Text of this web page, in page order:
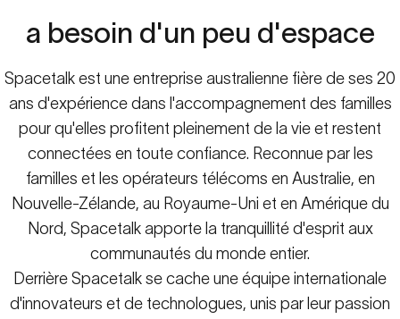
a besoin d'un peu d'espace
Spacetalk est une entreprise australienne fière de ses 20
ans d'expérience dans l'accompagnement des familles
pour qu'elles profitent pleinement de la vie et restent
connectées en toute confiance. Reconnue par les
familles et les opérateurs télécoms en Australie, en
Nouvelle-Zélande, au Royaume-Uni et en Amérique du
Nord, Spacetalk apporte la tranquillité d'esprit aux
communautés du monde entier.
Derrière Spacetalk se cache une équipe internationale
d'innovateurs et de technologues, unis par leur passion